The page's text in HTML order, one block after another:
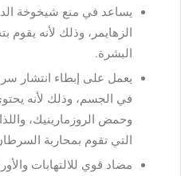
يساعد في منع شيخوخة
الزهايمر، وذلك لأنه يقوم
البشرة.
يعمل على إبطاء انتشار
في الجسم، وذلك لأنه
وحمض الروزمارينيك،
التي تقوم بمحاربة
مضاد قوي للالتهابات